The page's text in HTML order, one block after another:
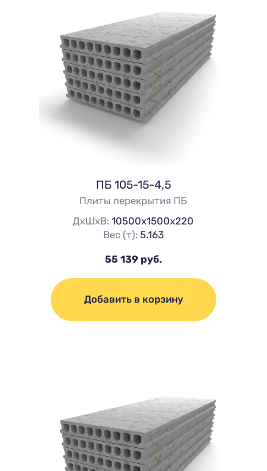
ПБ 105-15-4,5
Плиты перекрытия ПБ
ДхШхВ:10500х1500х220
Вес (т): 5.163
55 139 руб.
Добавить в корзину